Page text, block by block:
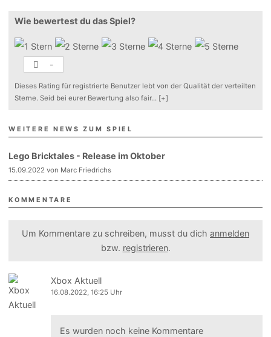
Wie bewertest du das Spiel?
-
Dieses Rating für registrierte Benutzer lebt von der Qualität der verteilten
Sterne. Seid bei eurer Bewertung also fair... [+]
WEITERE NEWS ZUM SPIEL
Lego Bricktales - Release im Oktober
15.09.2022 von Marc Friedrichs
KOMMENTARE
Um Kommentare zu schreiben, musst du dich anmelden
bzw. registrieren.
Xbox Aktuell
16.08.2022, 16:25 Uhr
Es wurden noch keine Kommentare